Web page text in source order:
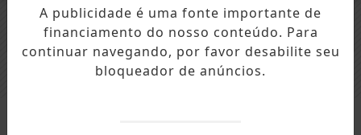
EM ALTA
FECHAR
A publicidade é uma fonte importante de
financiamento do nosso conteúdo. Para
continuar navegando, por favor desabilite seu
bloqueador de anúncios.